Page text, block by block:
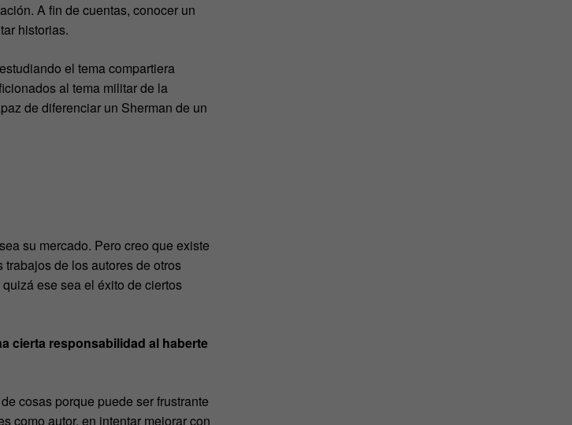
A fin de cuentas, conocer un
historias.
el tema compartiera
al tema militar de la
de diferenciar un Sherman de un
su mercado. Pero creo que existe
de los autores de otros
ese sea el éxito de ciertos
cierta responsabilidad al haberte
cosas porque puede ser frustrante
como autor, en intentar mejorar con